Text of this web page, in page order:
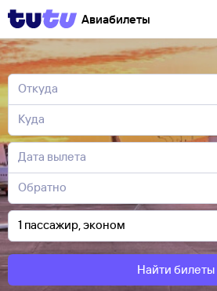
Авиабилеты
Найти билеты